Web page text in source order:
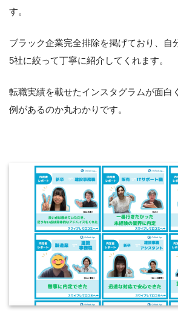
す。
ブラック企業完全排除を掲げており、自
5社に絞って丁寧に紹介してくれます。
転職実績を載せたインスタグラムが面白
例があるのか丸わかりです。